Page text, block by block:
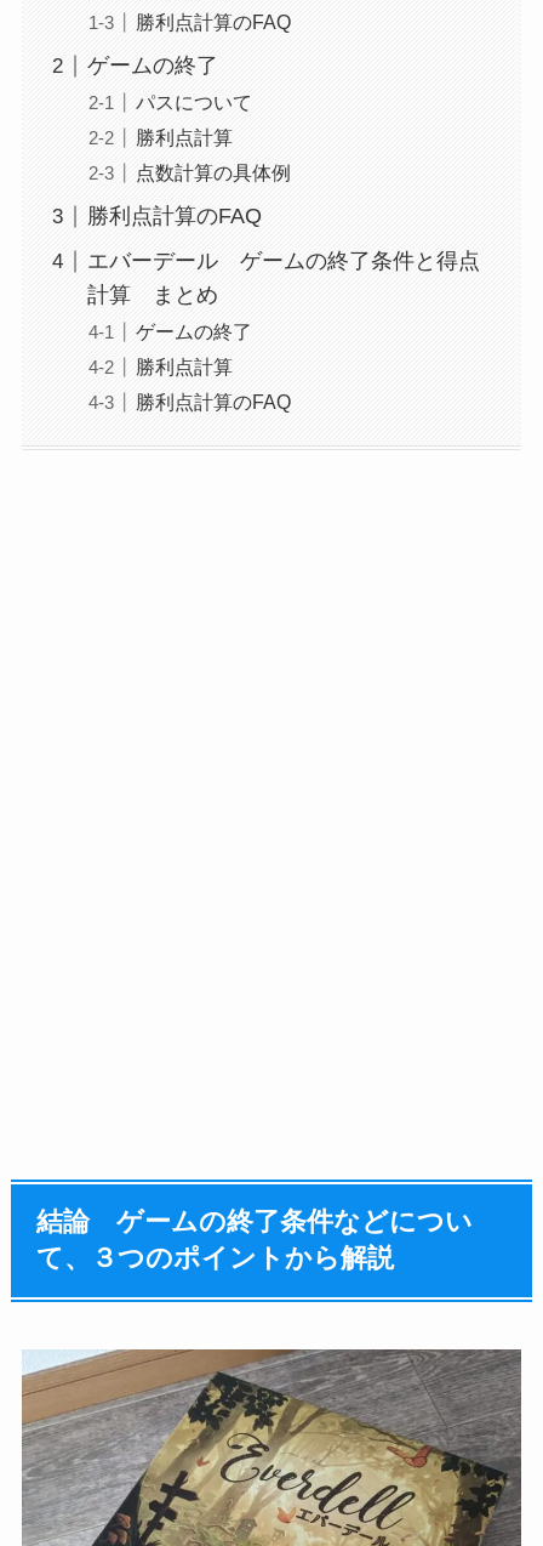
勝利点計算のFAQ
ゲームの終了
パスについて
勝利点計算
点数計算の具体例
勝利点計算のFAQ
エバーデール ゲームの終了条件と得点
計算 まとめ
ゲームの終了
勝利点計算
勝利点計算のFAQ
結論 ゲームの終了条件などについ
て、３つのポイントから解説